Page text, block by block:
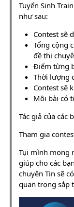
Tuyển Sinh
như sau:
Contest sẽ
Tổng cộng
đề thi
Điểm từng
Thời lượng
Contest sẽ
Mỗi bài có
Tác giả của các
Tham gia
Tụi mình mong
giúp cho các
chuyên Tin sẽ
quan trọng sắp